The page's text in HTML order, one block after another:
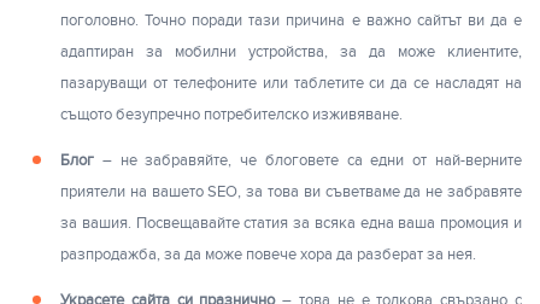
поголовно. Точно поради тази причина е важно сайтът ви да е
адаптиран за мобилни устройства, за да може клиентите,
пазаруващи от телефоните или таблетите си да се насладят на
същото безупречно потребителско изживяване.
Блог – не забравяйте, че блоговете са едни от най-верните
приятели на вашето SEO, за това ви съветваме да не забравяте
за вашия. Посвещавайте статия за всяка една ваша промоция и
разпродажба, за да може повече хора да разберат за нея.